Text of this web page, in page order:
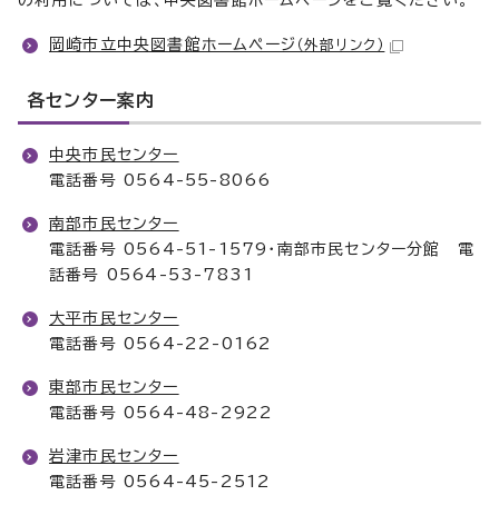
岡崎市立中央図書館ホームページ （外部リンク）
各センター案内
中央市民センター
電話番号 0564-55-8066
南部市民センター
電話番号 0564-51-1579・南部市民センター分館 電
話番号 0564-53-7831
大平市民センター
電話番号 0564-22-0162
東部市民センター
電話番号 0564-48-2922
岩津市民センター
電話番号 0564-45-2512